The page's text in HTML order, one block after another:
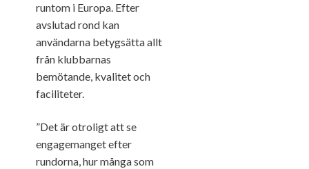
runtom i Europa. Efter
avslutad rond kan
användarna betygsätta allt
från klubbarnas
bemötande, kvalitet och
faciliteter.
”Det är otroligt att se
engagemanget efter
rundorna, hur många som